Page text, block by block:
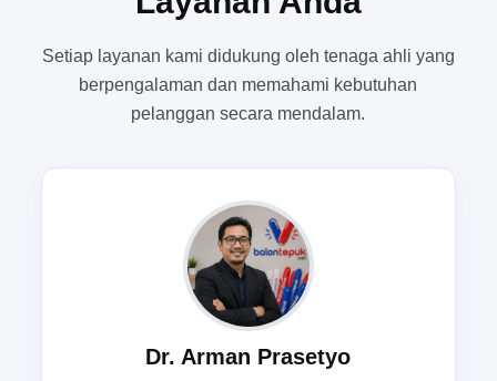
bahwa memilih vendor yang tepat bisa sangat
Masalahnya, kebutuhan balon tepuk sering
datang bersamaan dengan deadline produksi
memahami risiko umum sejak awal akan
membantu Sahabatku memilih supplier balon
tepuk yang benar-benar siap menangani order
event secara profesional, bukan sekadar
menerima pesanan lalu lepas tanggung jawab.
Setiap layanan kami didukung oleh tenaga ahli yang
berpengalaman dan memahami kebutuhan
pelanggan secara mendalam.
Dr. Arman Prasetyo